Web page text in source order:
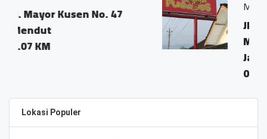
47 Magelang
Jl. Mayor Kusen No.92,
Mendut, Mungkid,
Jawa Tengah 56512
Lokasi Populer